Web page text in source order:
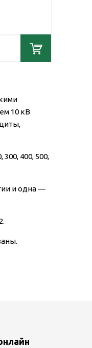
10 кВ
400, 500,
и одна —